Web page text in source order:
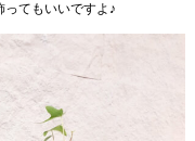
てもいいですよ♪